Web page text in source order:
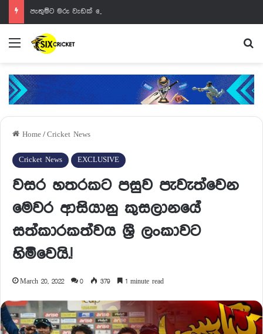
පැතුම්ට මරු වැඩක් වෙන්නයි යන්නේ
Menu
Home / Cricket News
Cricket News EXCLUSIVE
වසර හතරකට පසුව පැවැත්වෙන
මෙවර ආසියානු කුසලානයේ
සත්කාරකත්වය ශ්‍රී ලංකාවට
හිමිවෙයි.!
March 20, 2022 0 379 1 minute read